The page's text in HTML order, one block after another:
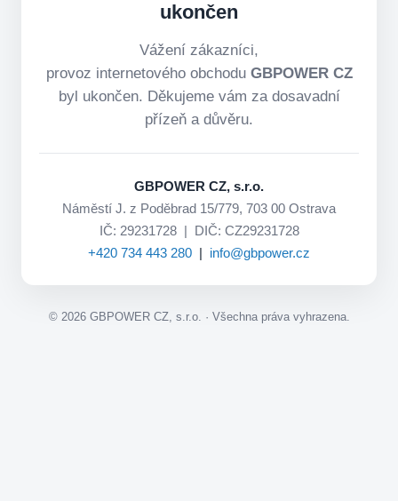
ukončen
Vážení zákazníci,
provoz internetového obchodu GBPOWER CZ
byl ukončen. Děkujeme vám za dosavadní
přízeň a důvěru.
GBPOWER CZ, s.r.o.
Náměstí J. z Poděbrad 15/779, 703 00 Ostrava
IČ: 29231728 | DIČ: CZ29231728
+420 734 443 280 | info@gbpower.cz
© 2026GBPOWER CZ, s.r.o. · Všechna práva vyhrazena.